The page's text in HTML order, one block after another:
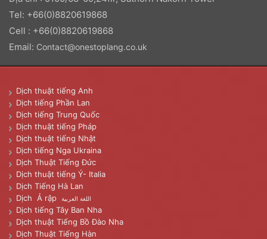
Tel: +66(0)8820619868
Cell : +66(0)8820619868
Email: Contact@onestoplang.co.uk
Dịch thuật tiếng Anh
Dịch tiếng Phần Lan
Dịch tiếng Trung Quốc
Dịch thuật tiếng Pháp
Dịch thuật tiếng Nhật
Dịch tiếng Nga Ukraina
Dịch Thuật Tiếng Đức
Dịch thuật tiếng Ý- Italia
Dịch Tiếng Hà Lan
Dịch Ả rập
اللغة العربية
Dịch tiếng Tây Ban Nha
Dịch thuật Tiếng Bồ Đào Nha
Dịch Thuật Tiếng Hàn